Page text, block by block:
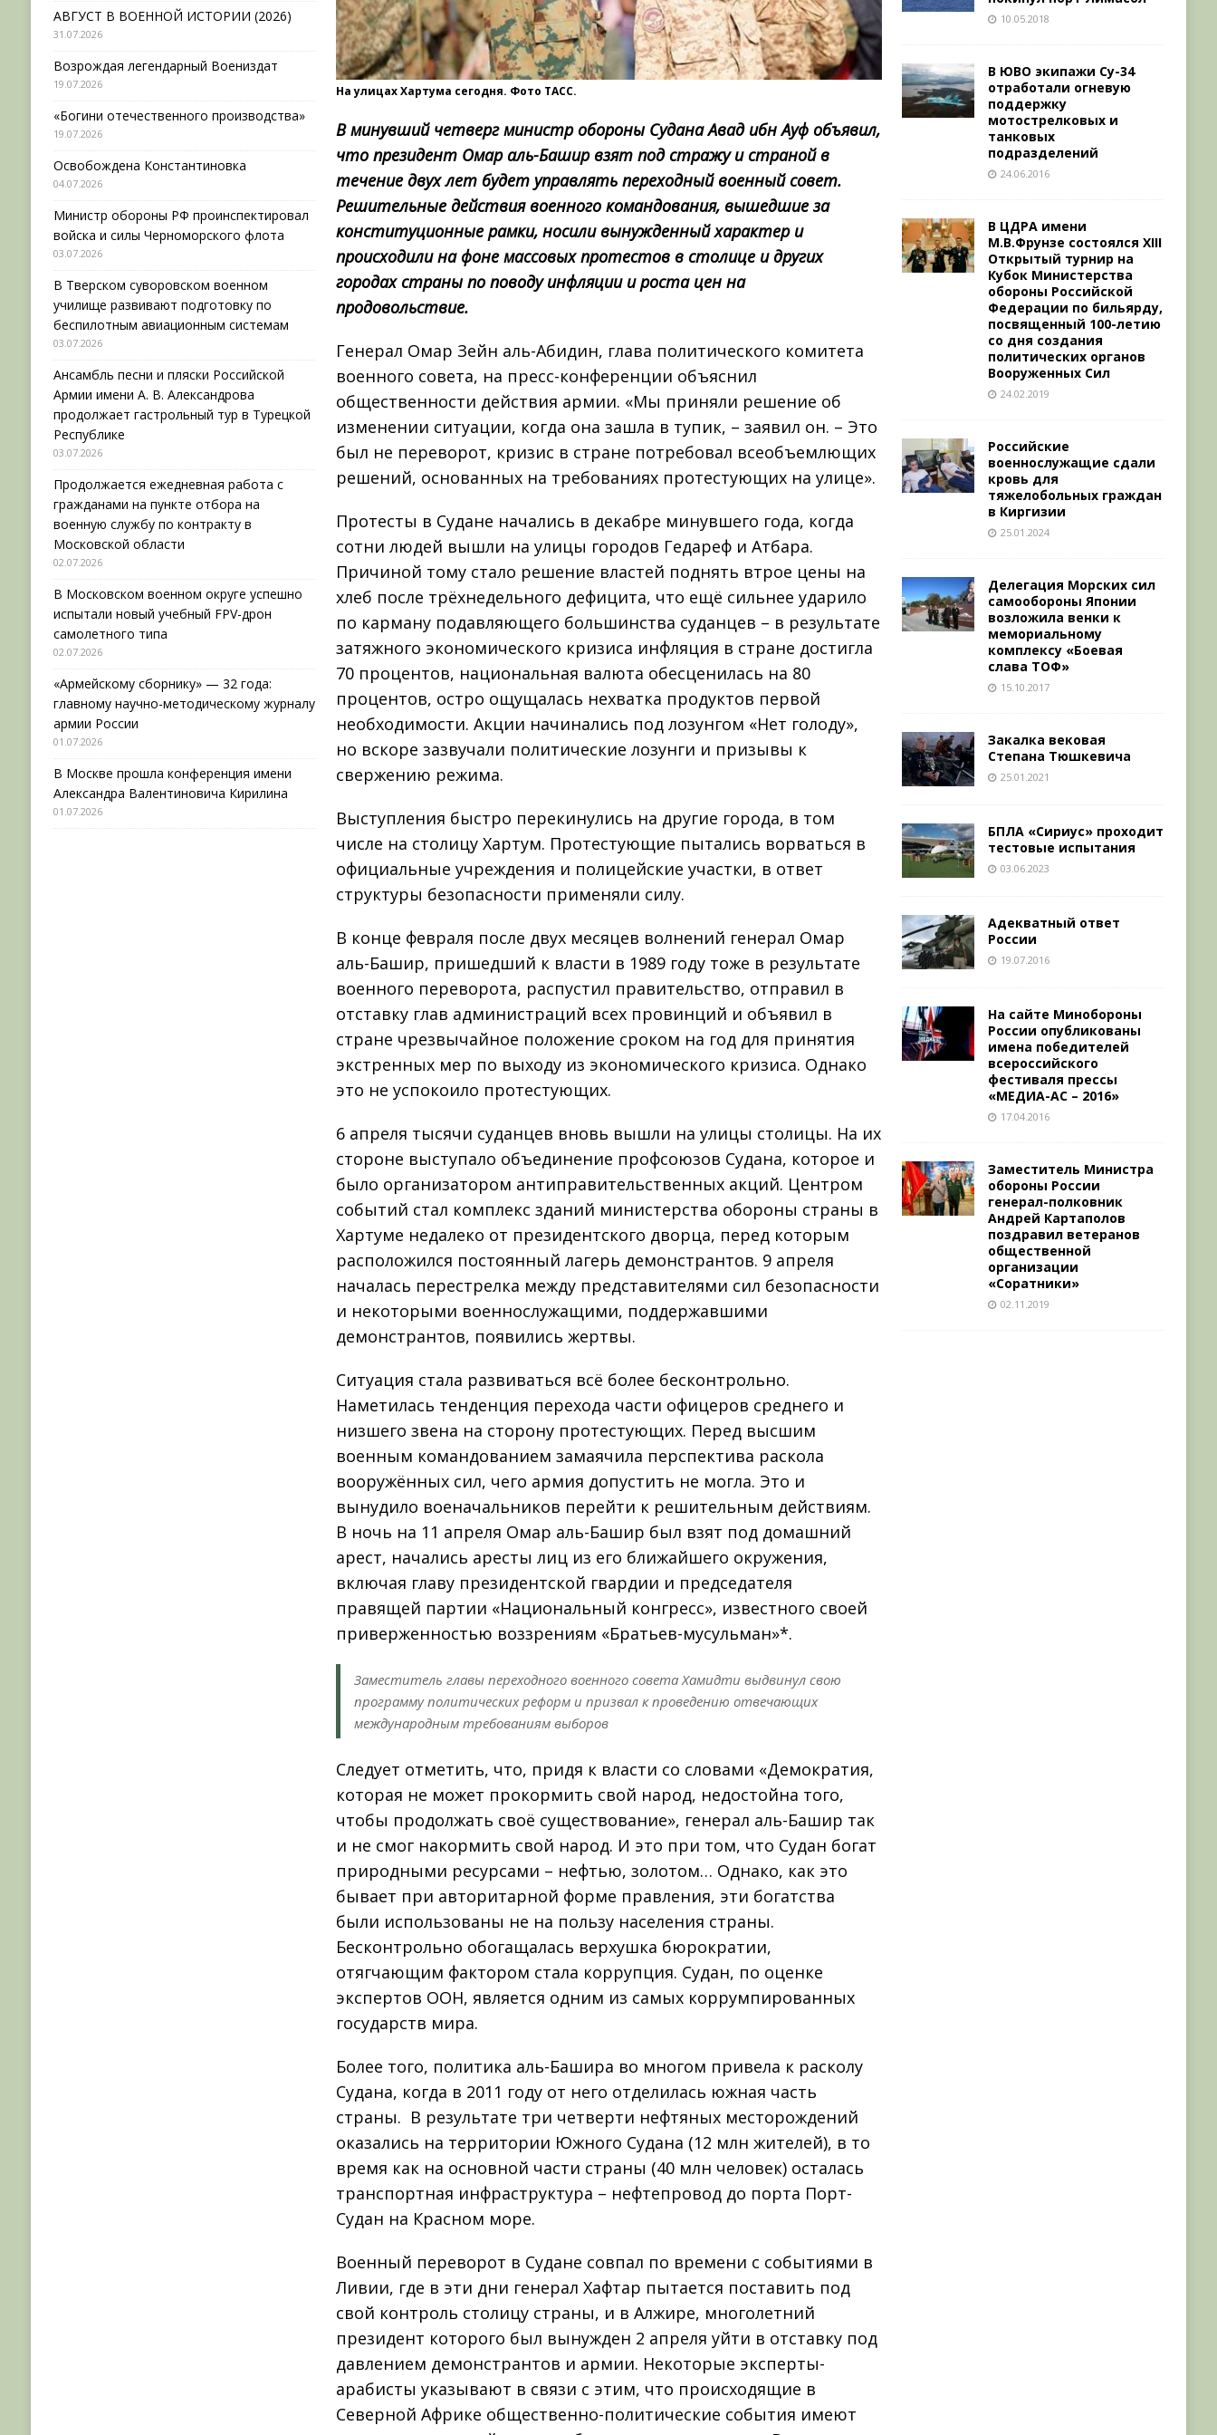
На улицах Хартума сегодня. Фото ТАСС.
В минувший четверг министр обороны Судана Авад ибн Ауф объявил,
что президент Омар аль-Башир взят под стражу и страной в
течение двух лет будет управлять переходный военный совет.
Решительные действия военного командования, вышедшие за
конституционные рамки, носили вынужденный характер и
происходили на фоне массовых протестов в столице и других
городах страны по поводу инфляции и роста цен на
продовольствие.
Генерал Омар Зейн аль-Абидин, глава политического комитета
военного совета, на пресс-конференции объяснил
общественности действия армии. «Мы приняли решение об
изменении ситуации, когда она зашла в тупик, – заявил он. – Это
был не переворот, кризис в стране потребовал всеобъемлющих
решений, основанных на требованиях протестующих на улице».
Протесты в Судане начались в декабре минувшего года, когда
сотни людей вышли на улицы городов Гедареф и Атбара.
Причиной тому стало решение властей поднять втрое цены на
хлеб после трёхнедельного дефицита, что ещё сильнее ударило
по карману подавляющего большинства суданцев – в результате
затяжного экономического кризиса инфляция в стране достигла
70 процентов, национальная валюта обесценилась на 80
процентов, остро ощущалась нехватка продуктов первой
необходимости. Акции начинались под лозунгом «Нет голоду»,
но вскоре зазвучали политические лозунги и призывы к
свержению режима.
Выступления быстро перекинулись на другие города, в том
числе на столицу Хартум. Протестующие пытались ворваться в
официальные учреждения и полицейские участки, в ответ
структуры безопасности применяли силу.
В конце февраля после двух месяцев волнений генерал Омар
аль-Башир, пришедший к власти в 1989 году тоже в результате
военного переворота, распустил правительство, отправил в
отставку глав администраций всех провинций и объявил в
стране чрезвычайное положение сроком на год для принятия
экстренных мер по выходу из экономического кризиса. Однако
это не успокоило протестующих.
6 апреля тысячи суданцев вновь вышли на улицы столицы. На их
стороне выступало объединение профсоюзов Судана, которое и
было организатором антиправительственных акций. Центром
событий стал комплекс зданий министерства обороны страны в
Хартуме недалеко от президентского дворца, перед которым
расположился постоянный лагерь демонстрантов. 9 апреля
началась перестрелка между представителями сил безопасности
и некоторыми военнослужащими, поддержавшими
демонстрантов, появились жертвы.
Ситуация стала развиваться всё более бесконтрольно.
Наметилась тенденция перехода части офицеров среднего и
низшего звена на сторону протестующих. Перед высшим
военным командованием замаячила перспектива раскола
вооружённых сил, чего армия допустить не могла. Это и
вынудило военачальников перейти к решительным действиям.
В ночь на 11 апреля Омар аль-Башир был взят под домашний
арест, начались аресты лиц из его ближайшего окружения,
включая главу президентской гвардии и председателя
правящей партии «Национальный конгресс», известного своей
приверженностью воззрениям «Братьев-мусульман»*.
Заместитель главы переходного военного совета Хамидти выдвинул свою
программу политических реформ и призвал к проведению отвечающих
международным требованиям выборов
Следует отметить, что, придя к власти со словами «Демократия,
которая не может прокормить свой народ, недостойна того,
чтобы продолжать своё существование», генерал аль-Башир так
и не смог накормить свой народ. И это при том, что Судан богат
природными ресурсами – нефтью, золотом… Однако, как это
бывает при авторитарной форме правления, эти богатства
были использованы не на пользу населения страны.
Бесконтрольно обогащалась верхушка бюрократии,
отягчающим фактором стала коррупция. Судан, по оценке
экспертов ООН, является одним из самых коррумпированных
государств мира.
Более того, политика аль-Башира во многом привела к расколу
Судана, когда в 2011 году от него отделилась южная часть
страны. В результате три четверти нефтяных месторождений
оказались на территории Южного Судана (12 млн жителей), в то
время как на основной части страны (40 млн человек) осталась
транспортная инфраструктура – нефтепровод до порта Порт-
Судан на Красном море.
Военный переворот в Судане совпал по времени с событиями в
Ливии, где в эти дни генерал Хафтар пытается поставить под
свой контроль столицу страны, и в Алжире, многолетний
президент которого был вынужден 2 апреля уйти в отставку под
давлением демонстрантов и армии. Некоторые эксперты-
арабисты указывают в связи с этим, что происходящие в
Северной Африке общественно-политические события имеют
АВГУСТ В ВОЕННОЙ ИСТОРИИ (2026)
31.07.2026
Возрождая легендарный Воениздат
19.07.2026
«Богини отечественного производства»
19.07.2026
Освобождена Константиновка
04.07.2026
Министр обороны РФ проинспектировал
войска и силы Черноморского флота
03.07.2026
В Тверском суворовском военном
училище развивают подготовку по
беспилотным авиационным системам
03.07.2026
Ансамбль песни и пляски Российской
Армии имени А. В. Александрова
продолжает гастрольный тур в Турецкой
Республике
03.07.2026
Продолжается ежедневная работа с
гражданами на пункте отбора на
военную службу по контракту в
Московской области
02.07.2026
В Московском военном округе успешно
испытали новый учебный FPV-дрон
самолетного типа
02.07.2026
«Армейскому сборнику» — 32 года:
главному научно-методическому журналу
армии России
01.07.2026
В Москве прошла конференция имени
Александра Валентиновича Кирилина
01.07.2026
10.05.2018
В ЮВО экипажи Су-34
отработали огневую
поддержку
мотострелковых и
танковых
подразделений
24.06.2016
В ЦДРА имени
М.В.Фрунзе состоялся XIII
Открытый турнир на
Кубок Министерства
обороны Российской
Федерации по бильярду,
посвященный 100-летию
со дня создания
политических органов
Вооруженных Сил
24.02.2019
Российские
военнослужащие сдали
кровь для
тяжелобольных граждан
в Киргизии
25.01.2024
Делегация Морских сил
самообороны Японии
возложила венки к
мемориальному
комплексу «Боевая
слава ТОФ»
15.10.2017
Закалка вековая
Степана Тюшкевича
25.01.2021
БПЛА «Сириус» проходит
тестовые испытания
03.06.2023
Адекватный ответ
России
19.07.2016
На сайте Минобороны
России опубликованы
имена победителей
всероссийского
фестиваля прессы
«МЕДИА-АС – 2016»
17.04.2016
Заместитель Министра
обороны России
генерал-полковник
Андрей Картаполов
поздравил ветеранов
общественной
организации
«Соратники»
02.11.2019